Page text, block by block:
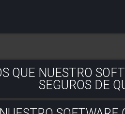
QUE NUESTRO
SEGUROS DE